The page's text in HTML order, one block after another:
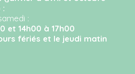
:
:
et 14h00 à 17h00
fériés et le jeudi matin